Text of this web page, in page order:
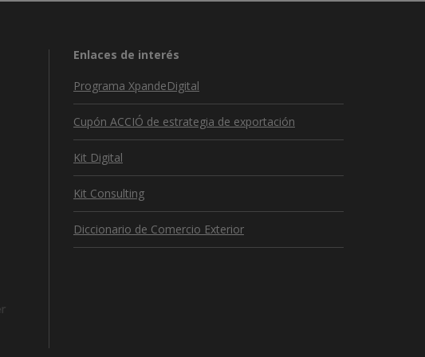
Enlaces de interés
Programa XpandeDigital
Cupón ACCIÓ de estrategia de exportación
Kit Digital
Kit Consulting
Diccionario de Comercio Exterior